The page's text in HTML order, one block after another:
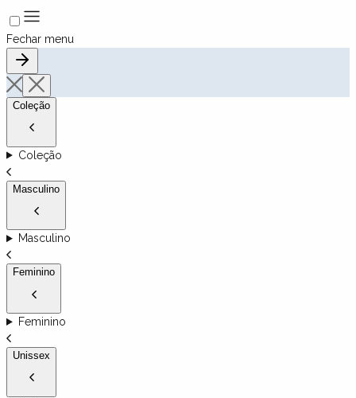
Fechar menu
Coleção
Coleção
Masculino
Masculino
Feminino
Feminino
Unissex